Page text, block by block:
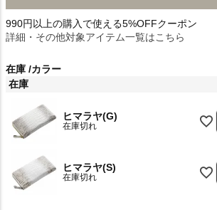
990円以上の購入で使える5%OFFクーポン
詳細・その他対象アイテム一覧はこちら
在庫 カラー
在庫
ヒマラヤ(G)
在庫切れ
ヒマラヤ(S)
在庫切れ